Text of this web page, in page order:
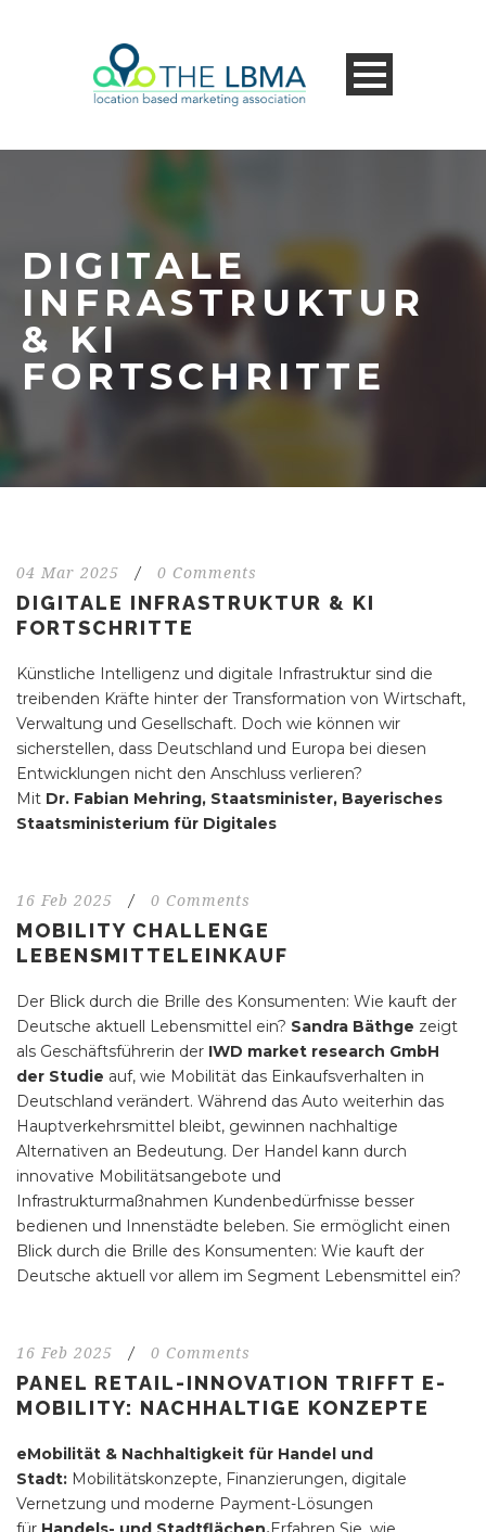
DIGITALE
INFRASTRUKTUR
& KI
FORTSCHRITTE
04 Mar 2025 / 0 Comments
DIGITALE INFRASTRUKTUR & KI
FORTSCHRITTE
Künstliche Intelligenz und digitale Infrastruktur sind die
treibenden Kräfte hinter der Transformation von Wirtschaft,
Verwaltung und Gesellschaft. Doch wie können wir
sicherstellen, dass Deutschland und Europa bei diesen
Entwicklungen nicht den Anschluss verlieren?
Mit Dr. Fabian Mehring, Staatsminister, Bayerisches
Staatsministerium für Digitales
16 Feb 2025 / 0 Comments
MOBILITY CHALLENGE
LEBENSMITTELEINKAUF
Der Blick durch die Brille des Konsumenten: Wie kauft der
Deutsche aktuell Lebensmittel ein? Sandra Bäthge zeigt
als Geschäftsführerin der IWD market research GmbH
der Studie auf, wie Mobilität das Einkaufsverhalten in
Deutschland verändert. Während das Auto weiterhin das
Hauptverkehrsmittel bleibt, gewinnen nachhaltige
Alternativen an Bedeutung. Der Handel kann durch
innovative Mobilitätsangebote und
Infrastrukturmaßnahmen Kundenbedürfnisse besser
bedienen und Innenstädte beleben. Sie ermöglicht einen
Blick durch die Brille des Konsumenten: Wie kauft der
Deutsche aktuell vor allem im Segment Lebensmittel ein?
16 Feb 2025 / 0 Comments
PANEL RETAIL-INNOVATION TRIFFT E-
MOBILITY: NACHHALTIGE KONZEPTE
eMobilität & Nachhaltigkeit für Handel und
Stadt: Mobilitätskonzepte, Finanzierungen, digitale
Vernetzung und moderne Payment-Lösungen